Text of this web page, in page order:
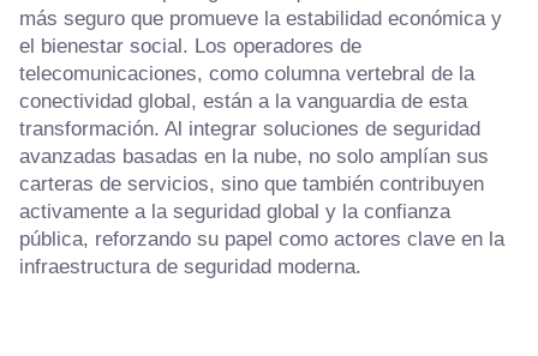
más seguro que promueve la estabilidad económica y
el bienestar social. Los operadores de
telecomunicaciones, como columna vertebral de la
conectividad global, están a la vanguardia de esta
transformación. Al integrar soluciones de seguridad
avanzadas basadas en la nube, no solo amplían sus
carteras de servicios, sino que también contribuyen
activamente a la seguridad global y la confianza
pública, reforzando su papel como actores clave en la
infraestructura de seguridad moderna.